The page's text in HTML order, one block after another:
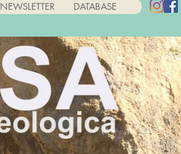
NEWSLETTER DATABASE